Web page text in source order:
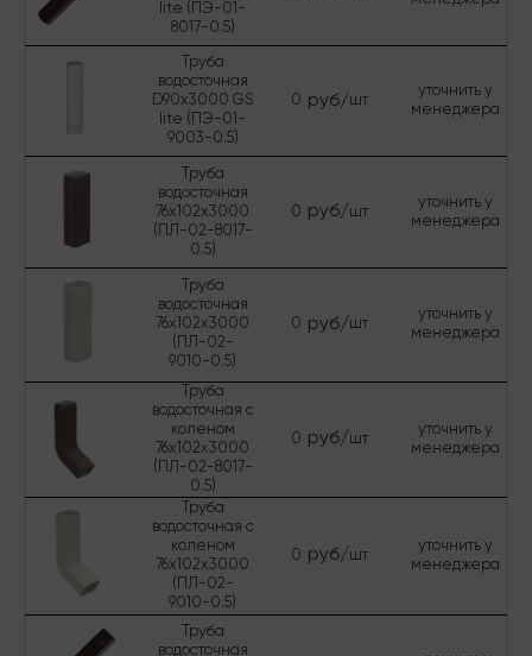
lite (ПЭ-01-
8017-0.5)
Труба
водосточная
D90х3000 GS
lite (ПЭ-01-
9003-0.5)
0 руб/шт
уточнить у
менеджера
Труба
водосточная
76х102х3000
(ПЛ-02-8017-
0.5)
0 руб/шт
уточнить у
менеджера
Труба
водосточная
76х102х3000
(ПЛ-02-
9010-0.5)
0 руб/шт
уточнить у
менеджера
Труба
водосточная с
коленом
76х102х3000
(ПЛ-02-8017-
0.5)
0 руб/шт
уточнить у
менеджера
Труба
водосточная с
коленом
76х102х3000
(ПЛ-02-
9010-0.5)
0 руб/шт
уточнить у
менеджера
Труба
водосточная